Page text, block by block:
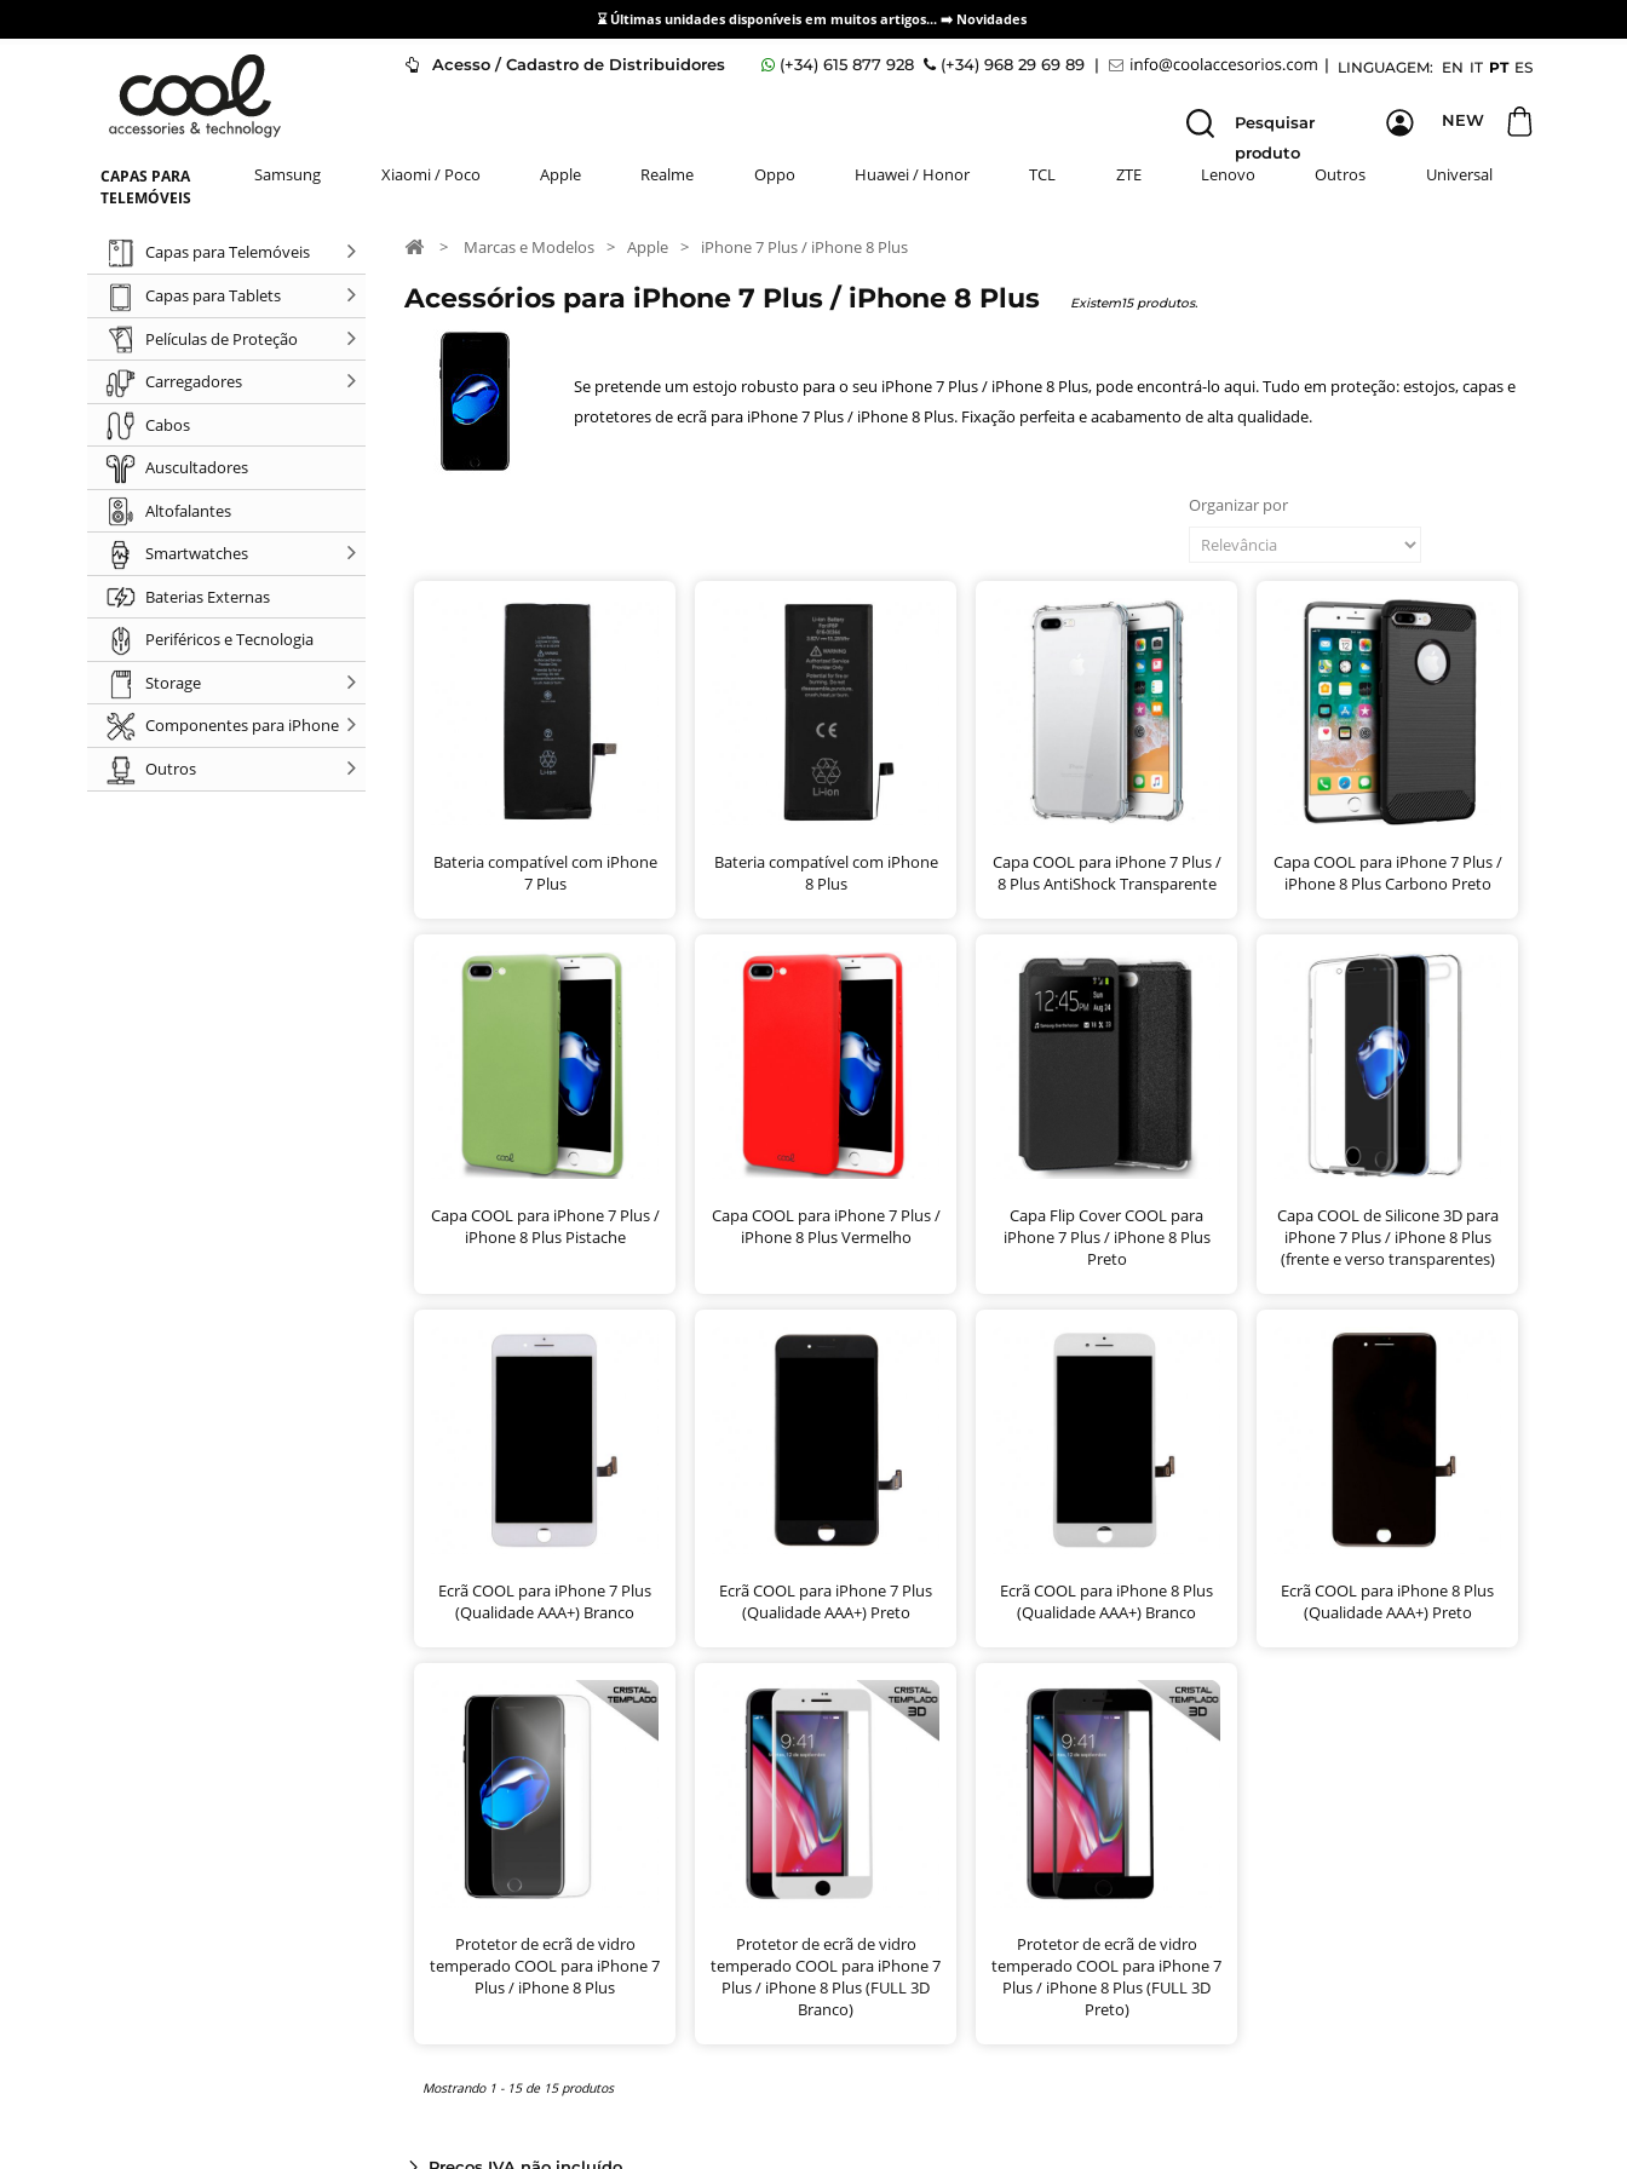
⌛ Últimas unidades disponíveis em muitos artigos... ➡️ Novidades
Acesso / Cadastro de Distribuidores LINGUAGEM: EN IT PT ES
(+34) 615 877 928 (+34) 968 29 69 89 | |
NEW
Pesquisar
produto
CAPAS PARA
TELEMÓVEIS
Samsung Xiaomi / Poco Apple Realme Oppo Huawei / Honor TCL ZTE Lenovo Outros Universal
Capas para Telemóveis
Capas para Tablets
Películas de Proteção
Carregadores
Cabos
Auscultadores
Altofalantes
Smartwatches
Baterias Externas
Periféricos e Tecnologia
Storage
Componentes para iPhone
Outros
> Marcas e Modelos > Apple > iPhone 7 Plus / iPhone 8 Plus
Acessórios para iPhone 7 Plus / iPhone 8 Plus Existem15 produtos.
Se pretende um estojo robusto para o seu iPhone 7 Plus / iPhone 8 Plus, pode encontrá-lo aqui. Tudo em proteção: estojos, capas e
protetores de ecrã para iPhone 7 Plus / iPhone 8 Plus. Fixação perfeita e acabamento de alta qualidade.
Organizar por
Bateria compatível com iPhone
7 Plus
Bateria compatível com iPhone
8 Plus
Capa COOL para iPhone 7 Plus /
8 Plus AntiShock Transparente
Capa COOL para iPhone 7 Plus /
iPhone 8 Plus Carbono Preto
Capa COOL para iPhone 7 Plus /
iPhone 8 Plus Pistache
Capa COOL para iPhone 7 Plus /
iPhone 8 Plus Vermelho
Capa Flip Cover COOL para
iPhone 7 Plus / iPhone 8 Plus
Preto
Capa COOL de Silicone 3D para
iPhone 7 Plus / iPhone 8 Plus
(frente e verso transparentes)
Ecrã COOL para iPhone 7 Plus
(Qualidade AAA+) Branco
Ecrã COOL para iPhone 7 Plus
(Qualidade AAA+) Preto
Ecrã COOL para iPhone 8 Plus
(Qualidade AAA+) Branco
Ecrã COOL para iPhone 8 Plus
(Qualidade AAA+) Preto
Protetor de ecrã de vidro
temperado COOL para iPhone 7
Plus / iPhone 8 Plus
Protetor de ecrã de vidro
temperado COOL para iPhone 7
Plus / iPhone 8 Plus (FULL 3D
Branco)
Protetor de ecrã de vidro
temperado COOL para iPhone 7
Plus / iPhone 8 Plus (FULL 3D
Preto)
Mostrando 1 - 15 de 15 produtos